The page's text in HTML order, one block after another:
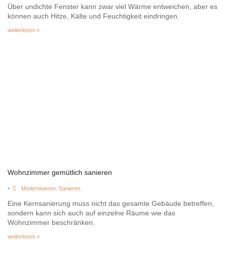
Über undichte Fenster kann zwar viel Wärme entweichen, aber es
können auch Hitze, Kälte und Feuchtigkeit eindringen.
weiterlesen »
Wohnzimmer gemütlich sanieren
• Modernisieren, Sanieren
Eine Kernsanierung muss nicht das gesamte Gebäude betreffen,
sondern kann sich auch auf einzelne Räume wie das
Wohnzimmer beschränken.
weiterlesen »